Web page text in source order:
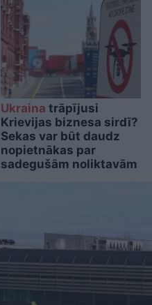
Ukraina trāpījusi
Krievijas biznesa sirdī?
Sekas var būt daudz
nopietnākas par
sadegušām noliktavām